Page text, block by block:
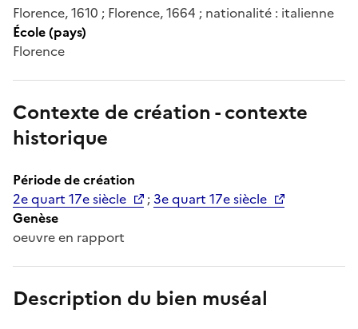
Florence, 1610 ; Florence, 1664 ; nationalité : italienne
École (pays)
Florence
Contexte de création - contexte
historique
Période de création
2e quart 17e siècle
;3e quart 17e siècle
Genèse
oeuvre en rapport
Description du bien muséal